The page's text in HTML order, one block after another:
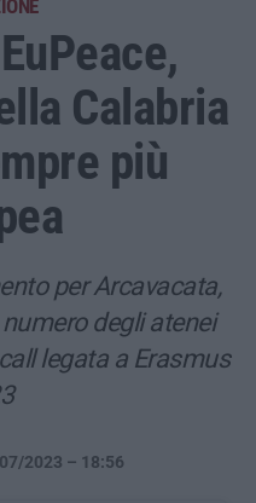
Calabria
più
per Arcavacata,
degli atenei
legata a Erasmus
2023 – 18:56